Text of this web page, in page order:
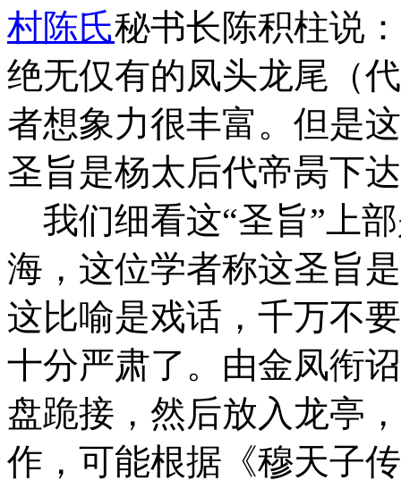
村陈氏秘书长陈积柱说
绝无仅有的凤头龙尾（
者想象力很丰富。但是
圣 旨是杨太后代帝昺下
我们细看这“圣旨”上
海，这位学者称这圣旨
这比喻是戏话，千万不
十分严肃了。由金凤衔
盘跪接，然后放入龙亭
作，可能根据《穆天子